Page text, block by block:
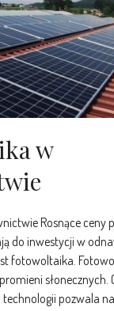
w
Rosnące ceny
do inwestycji w
fotowoltaika.
słonecznych.
pozwala